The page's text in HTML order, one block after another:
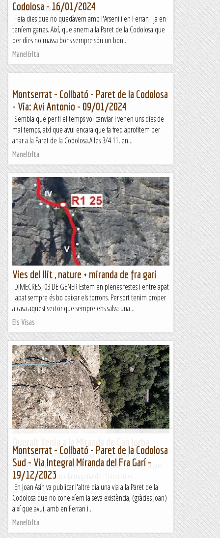
elevada i fresca i me'n...
Jaumegrimp 2
Codolosa - 16/01/2024
Feia dies que no quedàvem amb l'Arseni i en Ferran i ja en
teníem ganes. Així, que anem a la Paret de la Codolosa que
per dies no massa bons sempre són un bon...
Manel&Ita
Montserrat - Collbató - Paret de la Codolosa
- Via: Avi Antonio - 09/01/2024
Sembla que per fi el temps vol canviar i venen uns dies de
mal temps, així que avui encara que fa fred aprofitem per
anar a la Paret de la Codolosa.A les 3/4 11, en...
Manel&Ita
Vies del llit , nature + miranda de fra gari
DIMECRES, 03 DE GENER Estem en plenes festes i entre apat
i apat sempre és bo baixar els torrons. Per sort tenim proper
a casa aquest sector que sempre ens salva una...
Els Visas
Probablement ens trobem davant de la típica "via de
col.col·leccionistes", malgrat un darrer llarg molt bo i algun
tram esporàdic bonic la majoria de l'itinerari es...
Bloc Empotrat
Montserrat - Collbató - Paret de la Codolosa
Sud - Via Integral Miranda del Fra Garí -
19/12/2023
En Joan Asín va publicar l'altre dia una via a la Paret de la
Codolosa que no coneixíem la seva existència, (gràcies Joan)
així que avui, amb en Ferran i...
Manel&Ita